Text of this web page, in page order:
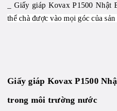
_ Giấy giáp Kovax P1500 Nhật
thể chà được vào mọi góc của sản
Giấy giáp Kovax P1500
trong môi trường nước